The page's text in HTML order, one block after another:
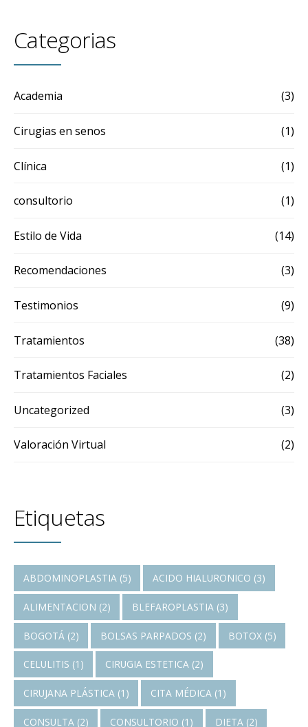
Categorias
Academia (3)
Cirugias en senos (1)
Clínica (1)
consultorio (1)
Estilo de Vida (14)
Recomendaciones (3)
Testimonios (9)
Tratamientos (38)
Tratamientos Faciales (2)
Uncategorized (3)
Valoración Virtual (2)
Etiquetas
ABDOMINOPLASTIA(5) ACIDO HIALURONICO (3)
ALIMENTACION (2) BLEFAROPLASTIA (3)
BOGOTÁ (2) BOLSAS PARPADOS (2) BOTOX(5)
CELULITIS (1) CIRUGIA ESTETICA (2)
CIRUJANA PLÁSTICA(1) CITA MÉDICA (1)
CONSULTA (2) CONSULTORIO (1) DIETA (2)